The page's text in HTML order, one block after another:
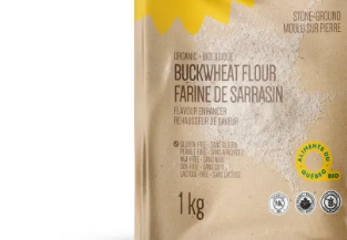
ADD TO CART / DETAILS